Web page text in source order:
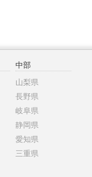
中部
山梨県
長野県
岐阜県
静岡県
愛知県
三重県